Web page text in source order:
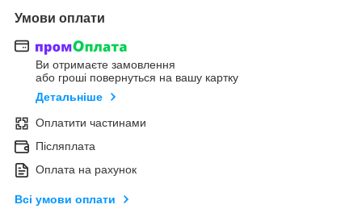
Умови оплати
Ви отримаєте замовлення
або гроші повернуться на вашу картку
Детальніше
Оплатити частинами
Післяплата
Оплата на рахунок
Всі умови оплати